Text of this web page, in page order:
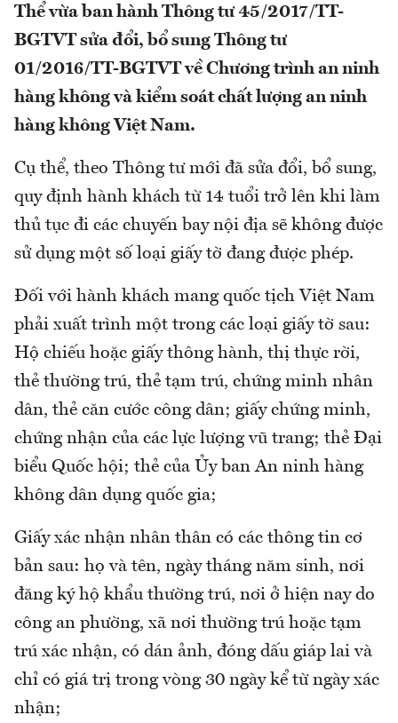
Thể vừa ban hành Thông tư 45/2017/TT-
BGTVT sửa đổi, bổ sung Thông tư
01/2016/TT-BGTVT về Chương trình an ninh
hàng không và kiểm soát chất lượng an ninh
hàng không Việt Nam.
Cụ thể, theo Thông tư mới đã sửa đổi, bổ sung,
quy định hành khách từ 14 tuổi trở lên khi làm
thủ tục đi các chuyến bay nội địa sẽ không được
sử dụng một số loại giấy tờ đang được phép.
Đối với hành khách mang quốc tịch Việt Nam
phải xuất trình một trong các loại giấy tờ sau:
Hộ chiếu hoặc giấy thông hành, thị thực rời,
thẻ thường trú, thẻ tạm trú, chứng minh nhân
dân, thẻ căn cước công dân; giấy chứng minh,
chứng nhận của các lực lượng vũ trang; thẻ Đại
biểu Quốc hội; thẻ của Ủy ban An ninh hàng
không dân dụng quốc gia;
Giấy xác nhận nhân thân có các thông tin cơ
bản sau: họ và tên, ngày tháng năm sinh, nơi
đăng ký hộ khẩu thường trú, nơi ở hiện nay do
công an phường, xã nơi thường trú hoặc tạm
trú xác nhận, có dán ảnh, đóng dấu giáp lai và
chỉ có giá trị trong vòng 30 ngày kể từ ngày xác
nhận;